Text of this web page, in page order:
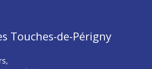
Touches-de-Périgny